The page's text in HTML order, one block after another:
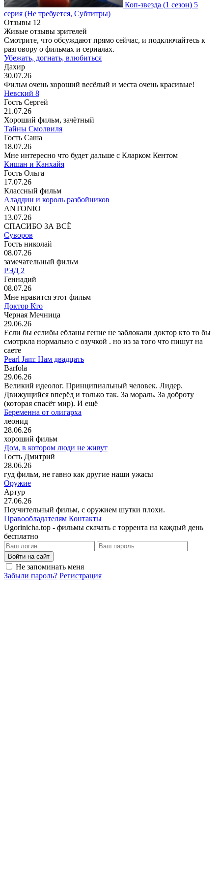
Коп-звезда (1 сезон) 5
серия (Не требуется, Субтитры)
Отзывы 12
Живые отзывы зрителей
Смотрите, что обсуждают прямо сейчас, и подключайтесь к
разговору о фильмах и сериалах.
Убежать, догнать, влюбиться
Дахир
30.07.26
Фильм очень хороший весёлый и места очень красивые!
Невский 8
Гость Сергей
21.07.26
Хороший фильм, зачётный
Тайны Смолвиля
Гость Саша
18.07.26
Мне интересно что будет дальше с Кларком Кентом
Кишан и Канхайя
Гость Ольга
17.07.26
Классный фильм
Аладдин и король разбойников
ANTONIO
13.07.26
СПАСИБО ЗА ВСЁ
Суворов
Гость николай
08.07.26
замечательный фильм
РЭД 2
Геннадий
08.07.26
Мне нравится этот фильм
Доктор Кто
Черная Мечница
29.06.26
Если бы еслибы ебланы гение не заблокали доктор кто то бы
смотркла нормально с озучкой . но из за того что пишут на
саете
Pearl Jam: Нам двадцать
Barfola
29.06.26
Великий идеолог. Принципиальный человек. Лидер.
Движущийся вперёд и только так. За мораль. За доброту
(которая спасёт мир). И ещё
Беременна от олигарха
леонид
28.06.26
хороший фильм
Дом, в котором люди не живут
Гость Дмитрий
28.06.26
гуд фильм, не гавно как другие наши ужасы
Оружие
Артур
27.06.26
Поучительный фильм, с оружием шутки плохи.
Правообладателям Контакты
Ugorinicha.top - фильмы скачать с торрента на каждый день
бесплатно
Войти на сайт
Не запоминать меня
Забыли пароль? Регистрация